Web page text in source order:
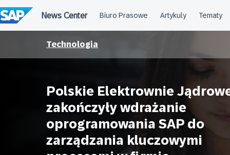
do
treści
Technologia
Polskie Elektrownie
zakończyły wdrażanie
oprogramowania SAP do
zarządzania kluczowymi